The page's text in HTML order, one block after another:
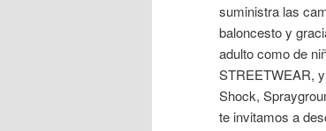
suministra las
baloncesto y
adulto como de
STREETWEAR,
Shock,
te invitamos a